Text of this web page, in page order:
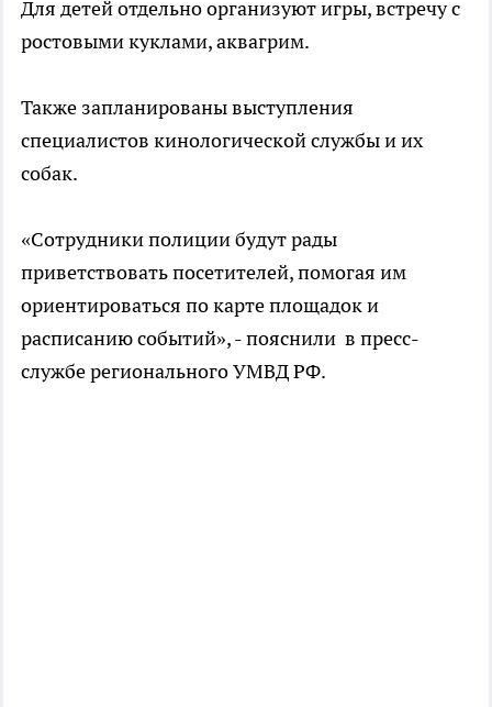
Для детей отдельно организуют игры, встречу с
ростовыми куклами, аквагрим.
Также запланированы выступления
специалистов кинологической службы и их
собак.
«Сотрудники полиции будут рады
приветствовать посетителей, помогая им
ориентироваться по карте площадок и
расписанию событий», - пояснили в пресс-
службе регионального УМВД РФ.